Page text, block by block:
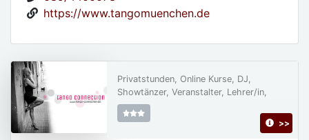
https://www.tangomuenchen.de
Privatstunden, Online Kurse, DJ,
Showtänzer, Veranstalter, Lehrer/in,
>>